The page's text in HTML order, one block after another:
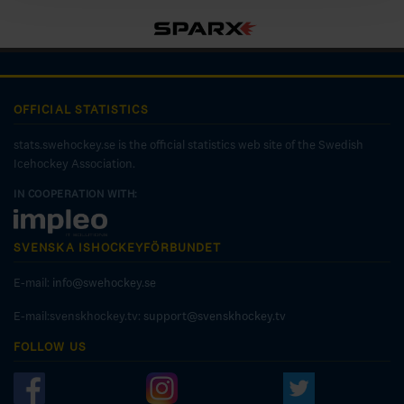
OFFICIAL STATISTICS
stats.swehockey.se is the official statistics web site of the Swedish
Icehockey Association.
IN COOPERATION WITH:
SVENSKA ISHOCKEYFÖRBUNDET
E-mail: info@swehockey.se
E-mail:svenskhockey.tv: support@svenskhockey.tv
FOLLOW US